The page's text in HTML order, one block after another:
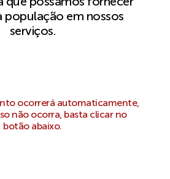
população em nossos
serviços.
ocorrerá automaticamente,
não ocorra, basta clicar no
botão abaixo.